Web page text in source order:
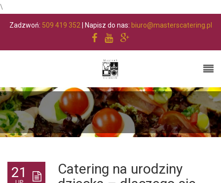
\
Zadzwoń: 509 419 352 | Napisz do nas: biuro@masterscatering.pl
21
Catering na urodziny